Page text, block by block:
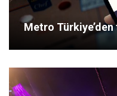
Metro